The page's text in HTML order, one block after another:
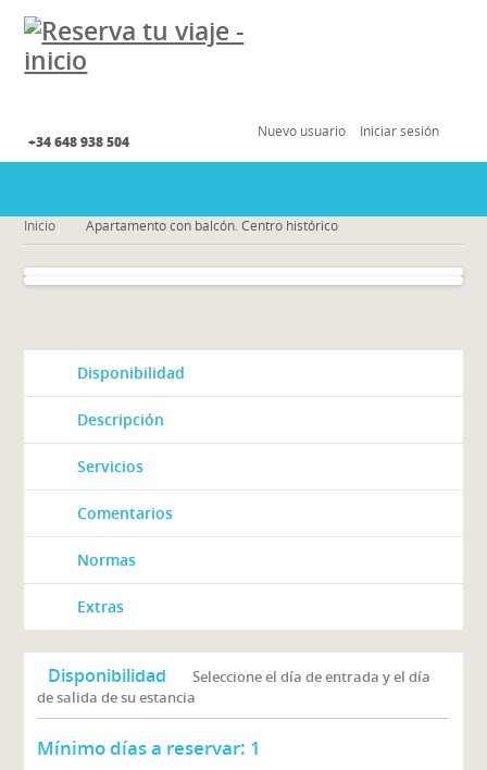
Nuevo usuario Iniciar sesión
+34 648 938 504
Inicio Apartamento con balcón. Centro histórico
Disponibilidad
Descripción
Servicios
Comentarios
Normas
Extras
Disponibilidad
Seleccione el día de entrada y el día
de salida de su estancia
Mínimo días a reservar: 1